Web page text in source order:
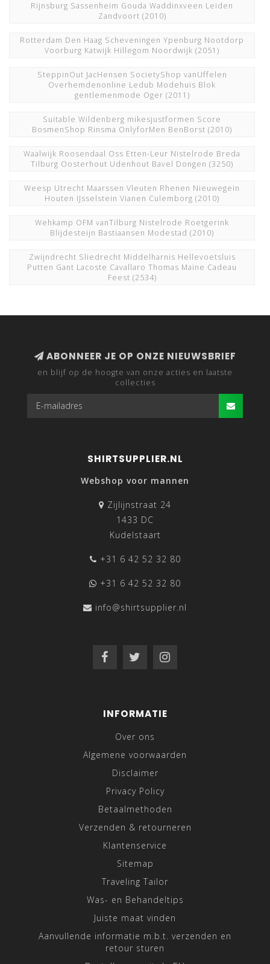
Rijnsburg Sassenheim Gouda Waddinxveen Leiden
Zandvoort (2010)
Rotterdam Den Haag Scheveningen Ypenburg Nootdorp
Voorburg Katwijk Hillegom Noordwijk (2051)
SteppinOut JacHensen SocietyShop vanUffelen
Overhemdenonline Ledub Modehuis Blok
gentlemenmode Oger (2011)
Suitable Wildenberg mikesjustformen Score
BosmenShop Rinsma OnlyforMen BenBorst (2010)
Waalwijk Roosendaal Oss Etten-Leur Nistelrode Breda
Tilburg Oosterhout Udenhout Bavel Dongen (3250)
Weesp Utrecht Maarssen Vleuten Rhenen Nieuwegein
Houten IJsselstein Vianen Culemborg (2010)
Wehkamp OFM vanTilburg Nistelrode Roetgerink
Blijdesteijn Bastiaansen Modestad (2010)
Zwijndrecht Sliedrecht Middelharnis Hellevoetsluis
Putten Gant Lacoste Cavallaro Thomas Maine Cadeau
Feest (2534)
ABONNEER JE OP ONZE NIEUWSBRIEF
en blijf op de hoogte van onze acties en laatste
collecties
SHIRTSUPPLIER.NL
Webshop voor mannen
Zijlijnstraat 24
1433 DC
Kudelstaart
+31 6 42 52 32 80
+31 6 42 52 32 80
info@shirtsupplier.nl
INFORMATIE
Over ons
Algemene voorwaarden
Disclaimer
Privacy Policy
Betaalmethoden
Verzenden & retourneren
Klantenservice
Sitemap
Traveling Tailor
Was- en Behandeltips
Juiste maat vinden
Aanvullende informatie m.b.t. verzenden en
retour sturen